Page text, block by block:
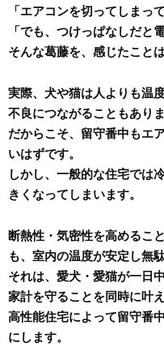
「エアコンを切ってしまっ
「でも、つけっぱなしだと
そんな葛藤を、感じたこと
実際、犬や猫は人よりも温
不良につながることもありま
だからこそ、留守番中もエ
いはずです。
しかし、一般的な住宅では
きくなってしまいます。
断熱性・気密性を高めるこ
も、室内の温度が安定し無
それは、愛犬・愛猫が一日
家計を守ることを同時に叶
高性能住宅によって留守番
にします。